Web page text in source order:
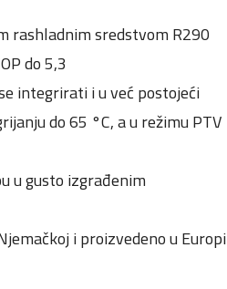
rashladnim sredstvom R290
do 5,3
integrirati i u već postojeći
do 65 °C, a u režimu PTV
u gusto izgrađenim
i proizvedeno u Europi